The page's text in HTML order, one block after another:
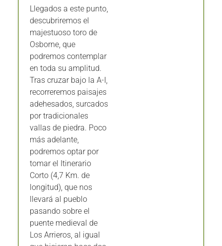
Llegados a este punto,
descubriremos el
majestuoso toro de
Osborne, que
podremos contemplar
en toda su amplitud.
Tras cruzar bajo la A-I,
recorreremos paisajes
adehesados, surcados
por tradicionales
vallas de piedra. Poco
más adelante,
podremos optar por
tomar el Itinerario
Corto (4,7 Km. de
longitud), que nos
llevará al pueblo
pasando sobre el
puente medieval de
Los Arrieros, al igual
que hicieran hace dos